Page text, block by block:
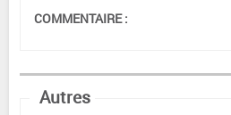
COMMENTAIRE :
Autres